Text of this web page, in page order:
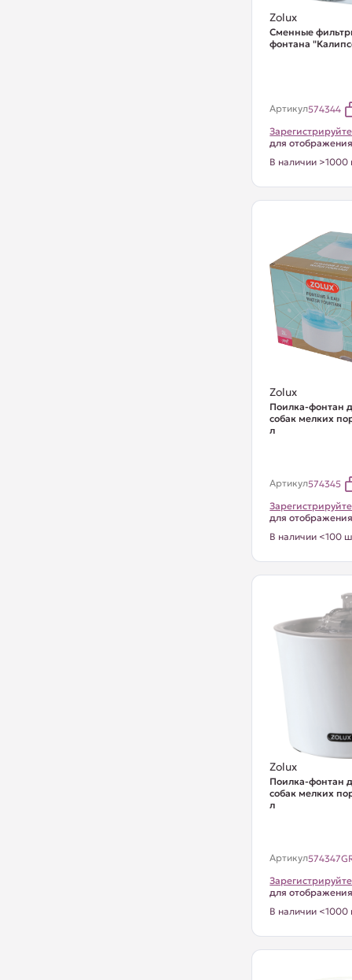
Zolux
Сменные
фонтана
Артикул574344
для
В наличии >1000
Zolux
Поилка-фонтан
собак мелких
л
Артикул574345
для
В наличии <100
Zolux
Поилка-фонтан
собак мелких
л
Артикул
для
В наличии <1000